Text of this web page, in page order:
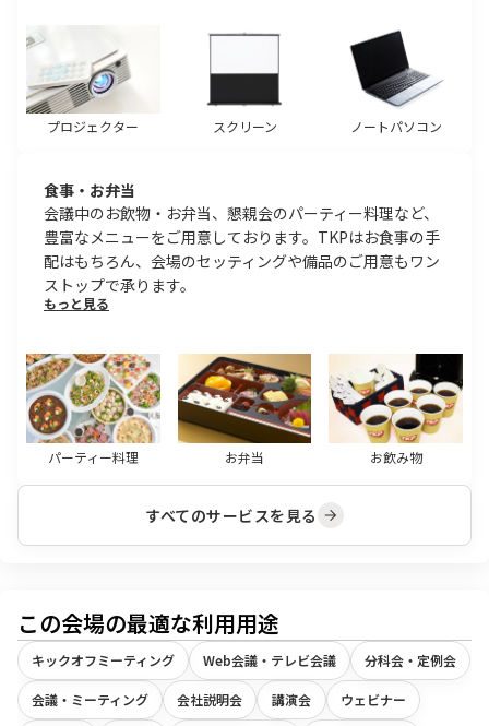
プロジェクター スクリーン ノートパソコン
食事・お弁当
会議中のお飲物・お弁当、懇親会のパーティー料理など、
豊富なメニューをご用意しております。TKPはお食事の手
配はもちろん、会場のセッティングや備品のご用意もワン
ストップで承ります。
もっと見る
パーティー料理 お弁当 お飲み物
すべてのサービスを見る
この会場の最適な利用用途
キックオフミーティング Web会議・テレビ会議 分科会・定例会
会議・ミーティング 会社説明会 講演会 ウェビナー